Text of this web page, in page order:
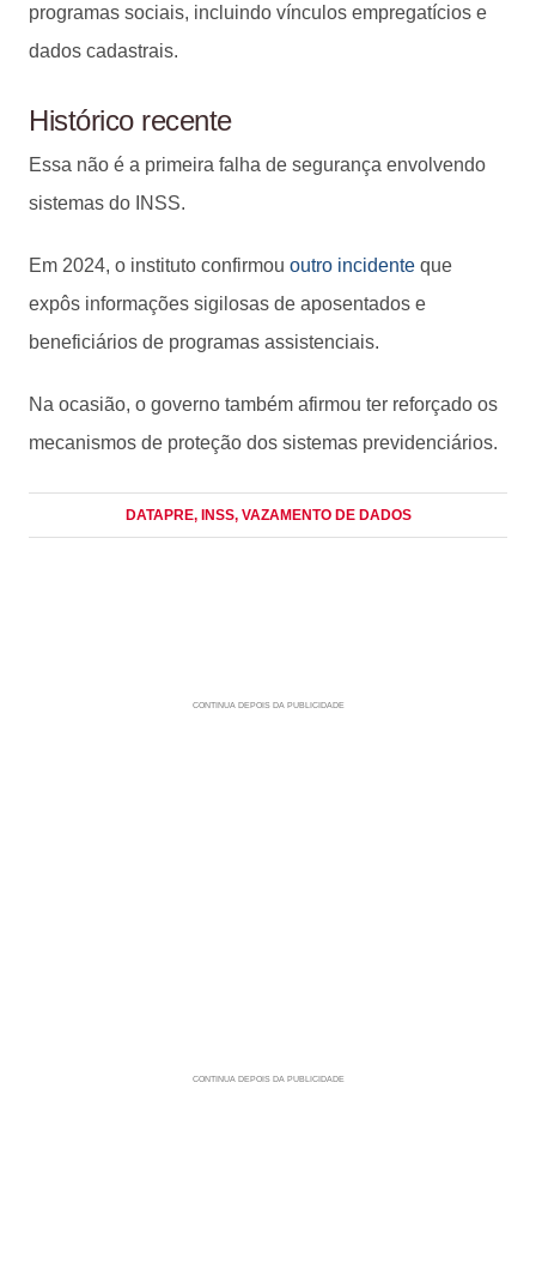
programas sociais, incluindo vínculos empregatícios e
dados cadastrais.
Histórico recente
Essa não é a primeira falha de segurança envolvendo
sistemas do INSS.
Em 2024, o instituto confirmou outro incidente que
expôs informações sigilosas de aposentados e
beneficiários de programas assistenciais.
Na ocasião, o governo também afirmou ter reforçado os
mecanismos de proteção dos sistemas previdenciários.
DATAPRE, INSS, VAZAMENTO DE DADOS